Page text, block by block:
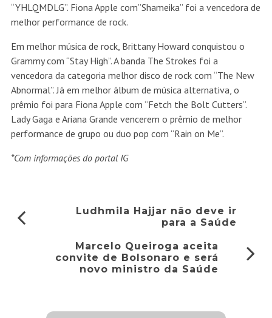
“YHLQMDLG”. Fiona Apple com”Shameika” foi a vencedora de
melhor performance de rock.
Em melhor música de rock, Brittany Howard conquistou o
Grammy com “Stay High”. A banda The Strokes foi a
vencedora da categoria melhor disco de rock com “The New
Abnormal”. Já em melhor álbum de música alternativa, o
prêmio foi para Fiona Apple com “Fetch the Bolt Cutters”.
Lady Gaga e Ariana Grande vencerem o prêmio de melhor
performance de grupo ou duo pop com “Rain on Me”.
*Com informações do portal IG
Ludhmila Hajjar não deve ir
para a Saúde
Marcelo Queiroga aceita
convite de Bolsonaro e será
novo ministro da Saúde